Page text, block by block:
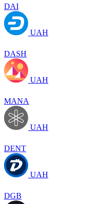
DAI
UAH
DASH
UAH
MANA
UAH
DENT
UAH
DGB